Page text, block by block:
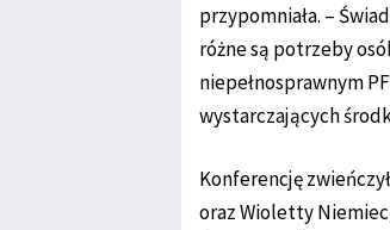
przypomniała. –
różne są potrzeby
niepełnosprawnym
wystarczających
Konferencję
oraz Wioletty